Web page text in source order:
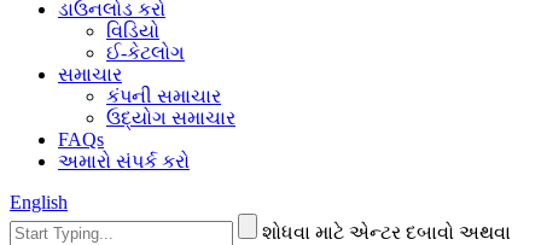
ડાઉનલોડ કરો
વિડિયો
ઈ-કેટલોગ
સમાચાર
કંપની સમાચાર
ઉદ્યોગ સમાચાર
FAQs
અમારો સંપર્ક કરો
English
શોધવા માટે એન્ટર દબાવો અથવા